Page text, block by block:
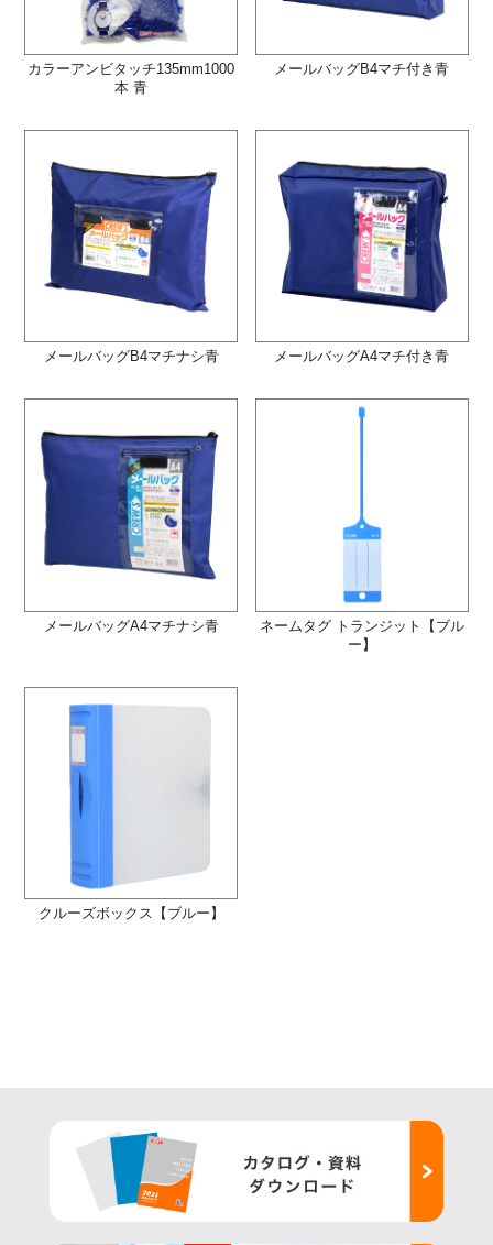
カラーアンビタッチ135mm1000
本 青
メールバッグB4マチ付き青
メールバッグB4マチナシ青 メールバッグA4マチ付き青
メールバッグA4マチナシ青
ネームタグ トランジット【ブル
ー】
クルーズボックス【ブルー】